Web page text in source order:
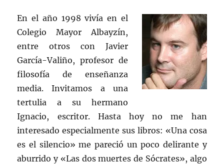
En el año 1998 vivía en el
Colegio Mayor Albayzín,
entre otros con Javier
García-Valiño, profesor de
filosofía de enseñanza
media. Invitamos a una
tertulia a su hermano
Ignacio, escritor. Hasta hoy no me han
interesado especialmente sus libros: «Una cosa
es el silencio» me pareció un poco delirante y
aburrido y «Las dos muertes de Sócrates», algo